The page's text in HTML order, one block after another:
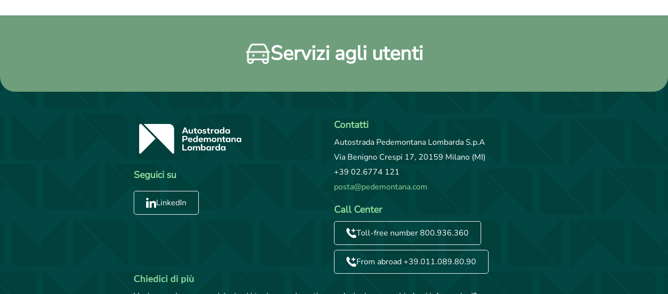
Servizi agli utenti
Seguici su
LinkedIn
Contatti
Autostrada Pedemontana Lombarda S.p.A
Via Benigno Crespi 17, 20159 Milano (MI)
+39 02.6774 121
posta@pedemontana.com
Call Center
Toll-free number 800.936.360
From abroad +39.011.089.80.90
Chiedici di più